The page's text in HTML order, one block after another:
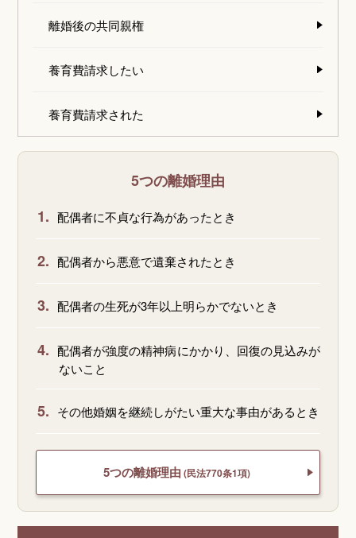
離婚後の共同親権
養育費請求したい
養育費請求された
5つの離婚理由
1. 配偶者に不貞な行為があったとき
2. 配偶者から悪意で遺棄されたとき
3. 配偶者の生死が3年以上明らかでないとき
4. 配偶者が強度の精神病にかかり、回復の見込みが
ないこと
5. その他婚姻を継続しがたい重大な事由があるとき
5つの離婚理由 (民法770条1項)